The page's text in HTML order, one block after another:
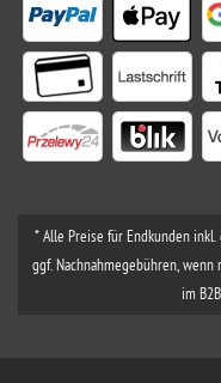
* Alle Preise für Endkunden
ggf. Nachnahmegebühren,
im